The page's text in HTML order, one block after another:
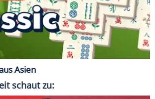
Asien
schaut zu: